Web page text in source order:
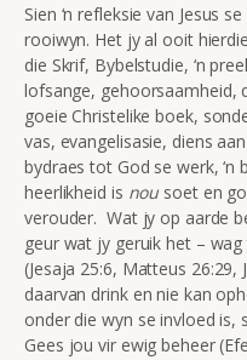
Sien ‘n refleksie van Jesus
rooiwyn. Het jy al ooit
die Skrif, Bybelstudie, ‘n
lofsange, gehoorsaamheid,
goeie Christelike boek,
vas, evangelisasie, diens
bydraes tot God se werk, ‘n
heerlikheid is nou soet en
verouder. Wat jy op aarde
geur wat jy geruik het –
(Jesaja 25:6, Matteus
daarvan drink en nie kan
onder die wyn se invloed is,
Gees jou vir ewig beheer